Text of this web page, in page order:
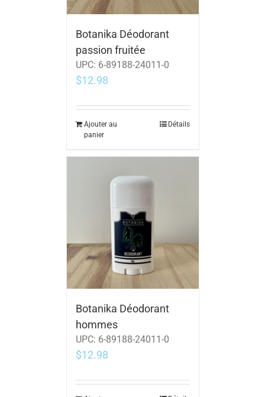
Botanika Déodorant
passion fruitée
UPC: 6-89188-24011-0
$12.98
Ajouter au
panier
Détails
Botanika Déodorant
hommes
UPC: 6-89188-24011-0
$12.98